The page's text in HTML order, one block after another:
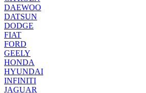
DAEWOO
DATSUN
DODGE
FIAT
FORD
GEELY
HONDA
HYUNDAI
INFINITI
JAGUAR